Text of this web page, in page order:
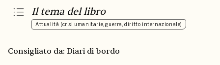
Il tema del libro
Attualità (crisi umanitarie, guerra, diritto internazionale)
Consigliato da: Diari di bordo